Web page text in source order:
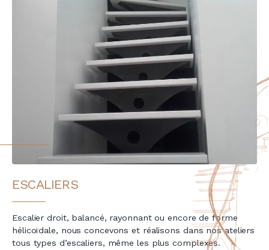
ESCALIERS
Escalier droit, balancé, rayonnant ou encore de forme
hélicoïdale, nous concevons et réalisons dans nos ateliers
tous types d’escaliers, même les plus complexes.